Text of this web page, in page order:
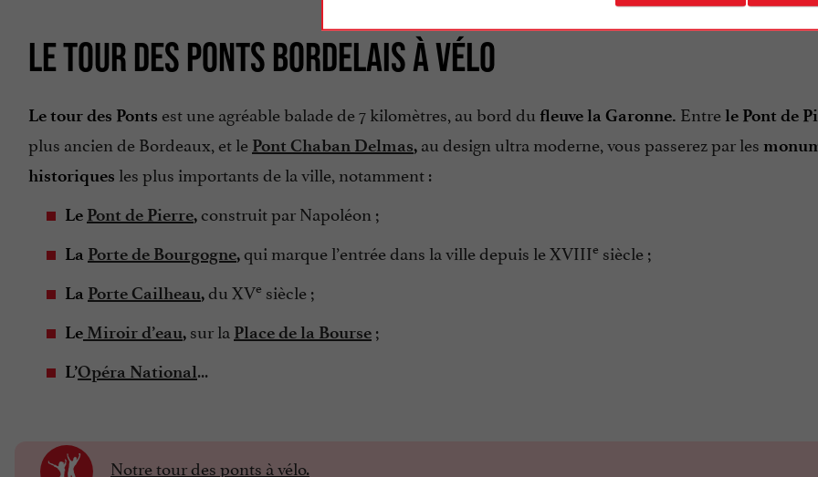
LE TOUR DES PONTS BORDELAIS À VÉLO
Le tour des Ponts est une agréable balade de 7 kilomètres, au bord du fleuve la Garonne. Entre le Pont de
plus ancien de Bordeaux, et le Pont Chaban Delmas, au design ultra moderne, vous passerez par les
historiques les plus importants de la ville, notamment :
Le Pont de Pierre, construit par Napoléon ;
La Porte de Bourgogne,qui marque l’entrée dans la ville depuis le XVIIIe siècle ;
La Porte Cailheau,du XVe siècle ;
Le Miroir d’eau, sur la Place de la Bourse ;
L’Opéra National...
Notre tour des ponts à vélo.